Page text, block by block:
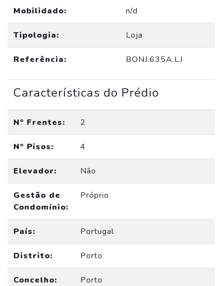
Mobilidado: n/d
Tipologia: Loja
Referência: BONJ.635A.LJ
Características do Prédio
Nº Frentes: 2
Nº Pisos: 4
Elevador: Não
Gestão de
Condomínio:
Próprio
País: Portugal
Distrito: Porto
Concelho: Porto